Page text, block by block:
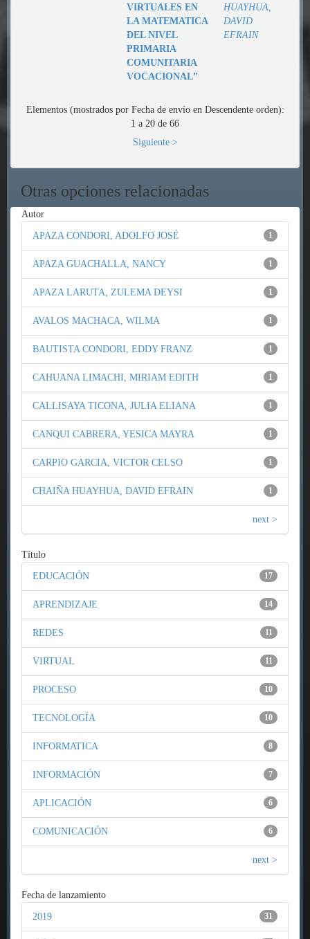
VIRTUALES EN
LA MATEMATICA
DEL NIVEL
PRIMARIA
COMUNITARIA
VOCACIONAL”
HUAYHUA,
DAVID
EFRAIN
Elementos (mostrados por Fecha de envío en Descendente orden):
1 a 20 de 66
Siguiente >
Otras opciones relacionadas
Autor
1
APAZA CONDORI, ADOLFO JOSÉ
1
APAZA GUACHALLA, NANCY
1
APAZA LARUTA, ZULEMA DEYSI
1
AVALOS MACHACA, WILMA
1
BAUTISTA CONDORI, EDDY FRANZ
1
CAHUANA LIMACHI, MIRIAM EDITH
1
CALLISAYA TICONA, JULIA ELIANA
1
CANQUI CABRERA, YESICA MAYRA
1
CARPIO GARCIA, VICTOR CELSO
1
CHAIÑA HUAYHUA, DAVID EFRAIN
next >
Título
17
EDUCACIÓN
14
APRENDIZAJE
11
REDES
11
VIRTUAL
10
PROCESO
10
TECNOLOGÍA
8
INFORMATICA
7
INFORMACIÓN
6
APLICACIÓN
6
COMUNICACIÓN
next >
Fecha de lanzamiento
31
2019